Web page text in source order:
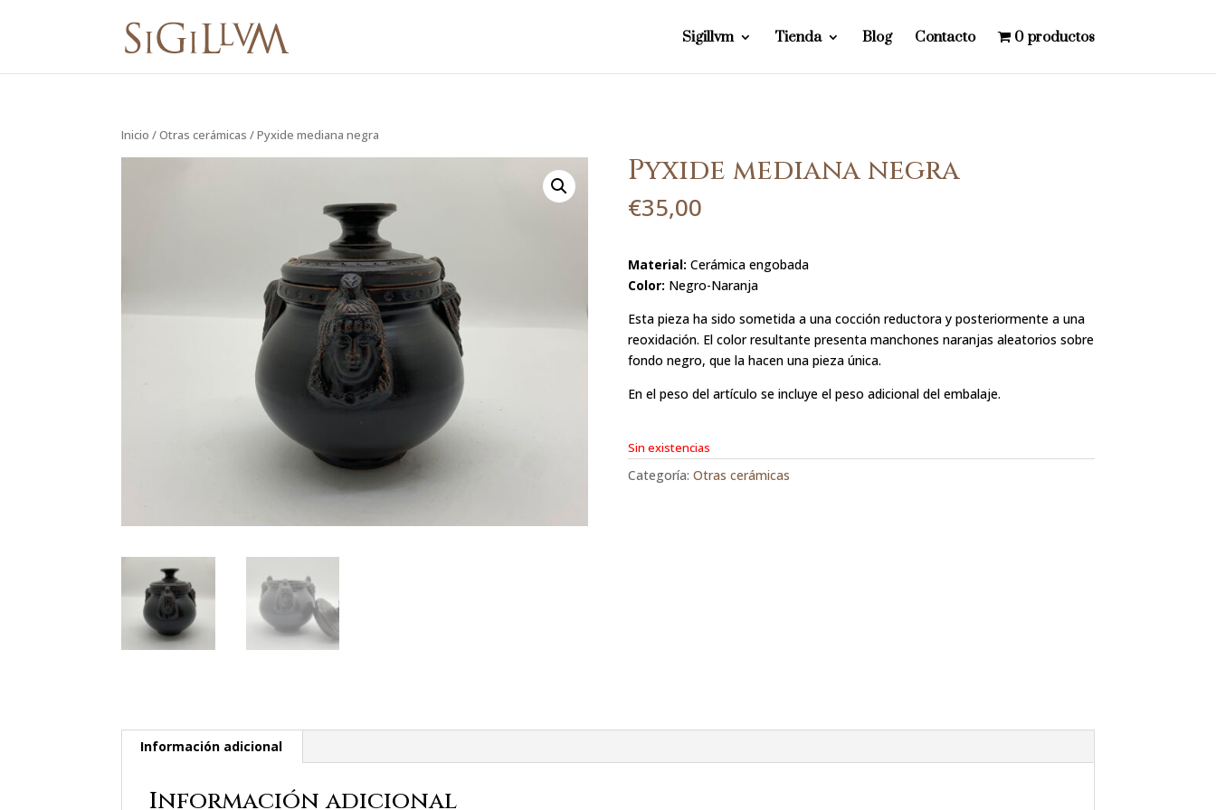
Sigillvm Tienda Blog Contacto 0 productos
Inicio /Otras cerámicas / Pyxide mediana negra
Pyxide mediana negra
€35,00
Material: Cerámica engobada
Color: Negro-Naranja
Esta pieza ha sido sometida a una cocción reductora y posteriormente a una
reoxidación. El color resultante presenta manchones naranjas aleatorios sobre
fondo negro, que la hacen una pieza única.
En el peso del artículo se incluye el peso adicional del embalaje.
Sin existencias
Categoría: Otras cerámicas
Información adicional
Información adicional